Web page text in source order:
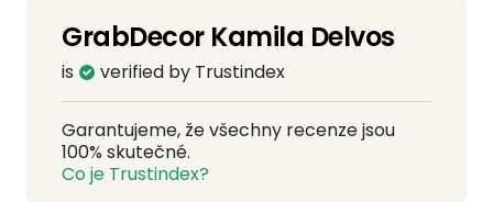
GrabDecor Kamila Delvos
is verified by Trustindex
Garantujeme, že všechny recenze jsou
100% skutečné.
Co je Trustindex?